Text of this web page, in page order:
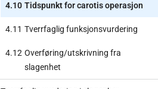
4.10 Tidspunkt for carotis operasjon
4.11 Tverrfaglig funksjonsvurdering
4.12 Overføring/utskrivning fra
slagenhet